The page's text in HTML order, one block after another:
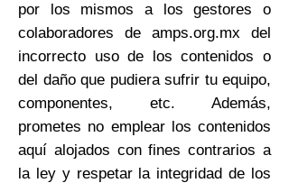
por los mismos a los gestores o
colaboradores de amps.org.mx del
incorrecto uso de los contenidos o
del daño que pudiera sufrir tu equipo,
componentes, etc. Además,
prometes no emplear los contenidos
aquí alojados con fines contrarios a
la ley y respetar la integridad de los